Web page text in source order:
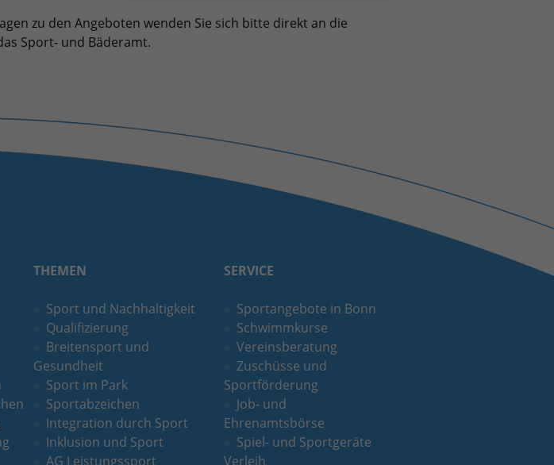
zu den Angeboten wenden Sie sich bitte direkt an die
Sport- und Bäderamt.
THEMEN
Sport und Nachhaltigkeit
Qualifizierung
Breitensport und
Gesundheit
Sport im Park
Sportabzeichen
Integration durch Sport
Inklusion und Sport
AG Leistungssport
SERVICE
Sportangebote in Bonn
Schwimmkurse
Vereinsberatung
Zuschüsse und
Sportförderung
Job- und
Ehrenamtsbörse
Spiel- und Sportgeräte
Verleih